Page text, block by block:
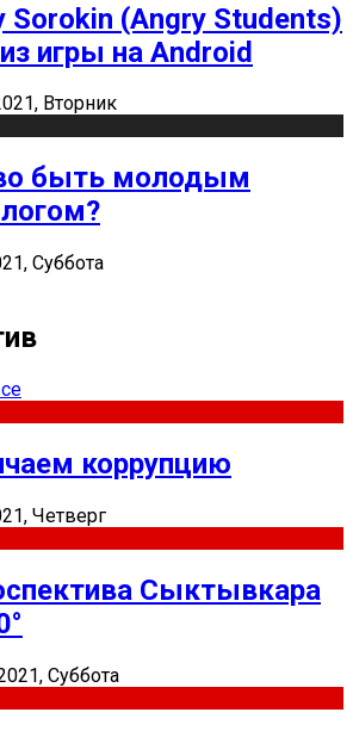
Sorokin (Angry Students)
игры на Android
Вторник
быть молодым
Суббота
коррупцию
Четверг
Сыктывкара
Суббота